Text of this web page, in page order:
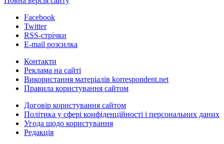
Facebook
Twitter
RSS-стрічки
E-mail розсилка
Контакти
Реклама на сайті
Використання матеріалів korrespondent.net
Правила користування сайтом
Договір користування сайтом
Політика у сфері конфіденційності і персональних даних
Угода щодо користування
Редакція